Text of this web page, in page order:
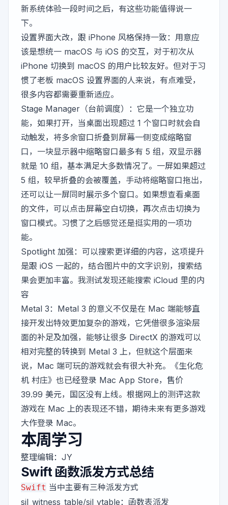
新系统体验一段时间之后，有这些功能值得说一
下。
设置界面大改，跟 iPhone 风格保持一致：用意应
该是想统一 macOS 与 iOS 的交互，对于初次从
iPhone 切换到 macOS 的用户比较友好。但对于习
惯了老板 macOS 设置界面的人来说，有点难受，
很多内容都需要重新适应。
Stage Manager（台前调度）：它是一个独立功
能，如果打开，当桌面出现超过 1 个窗口时就会自
动触发，将多余窗口折叠到屏幕一侧变成缩略窗
口，一块显示器中缩略窗口最多有 5 组，双显示器
就是 10 组，基本满足大多数情况了。一屏如果超过
5 组，较早折叠的会被覆盖，手动将缩略窗口拖出，
还可以让一屏同时展示多个窗口。如果想查看桌面
的文件，可以点击屏幕空白切换，再次点击切换为
窗口模式。习惯了之后感觉还是挺实用的一项功
能。
Spotlight 加强：可以搜索更详细的内容，这项提升
是跟 iOS 一起的，结合图片中的文字识别，搜索结
果会更加丰富。我测试发现还能搜索 iCloud 里的内
容
Metal 3：Metal 3 的意义不仅是在 Mac 端能够直
接开发出特效更加复杂的游戏，它凭借很多渲染层
面的补足及加强，能够让很多 DirectX 的游戏可以
相对完整的转换到 Metal 3 上，但就这个层面来
说，Mac 端可玩的游戏就会有很大补充。
《生化危
机 村庄》 也已经登录 Mac App Store，售价
39.99 美元，国区没有上线。根据网上的测评这款
游戏在 Mac 上的表现还不错，期待未来有更多游戏
大作登录 Mac。
本周学习
整理编辑： JY
Swift 函数派发方式总结
Swift 当中主要有三种派发方式
sil_witness_table/sil_vtable：函数表派发